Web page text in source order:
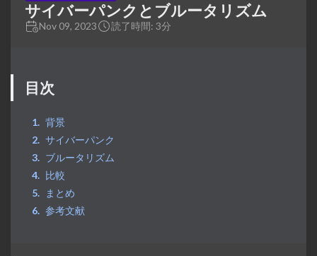
サイバーパンクとブルータリズム
Nov 09, 2023 読了時間: 3分
目次
背景
サイバーパンク
ブルータリズム
比較
まとめ
参考文献